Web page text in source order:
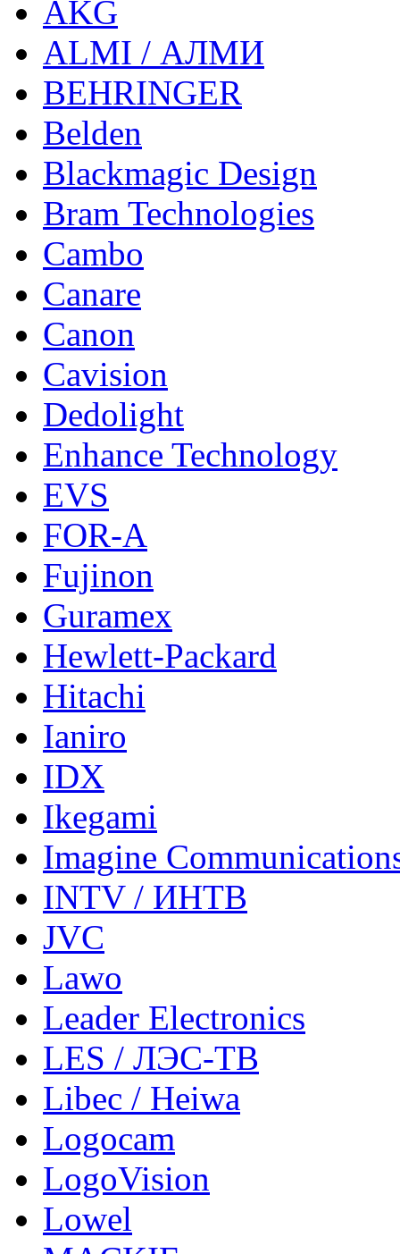
AKG
ALMI / АЛМИ
BEHRINGER
Belden
Blackmagic Design
Bram Technologies
Cambo
Canare
Canon
Cavision
Dedolight
Enhance Technology
EVS
FOR-A
Fujinon
Guramex
Hewlett-Packard
Hitachi
Ianiro
IDX
Ikegami
Imagine
INTV / ИНТВ
JVC
Lawo
Leader Electronics
LES / ЛЭС-ТВ
Libec / Heiwa
Logocam
LogoVision
Lowel